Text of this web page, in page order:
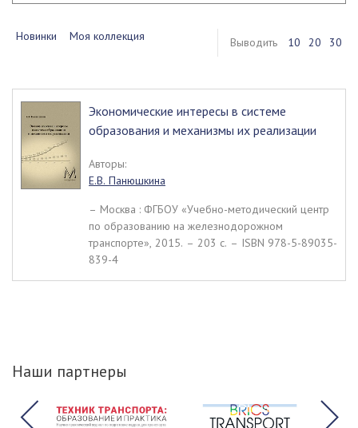
Новинки Моя коллекция Выводить 10 20 30
Экономические интересы в системе
образования и механизмы их реализации
Авторы:
Е.В. Панюшкина
– Москва : ФГБОУ «Учебно-методический центр
по образованию на железнодорожном
транспорте», 2015. – 203 c. – ISBN 978-5-89035-
839-4
Наши партнеры